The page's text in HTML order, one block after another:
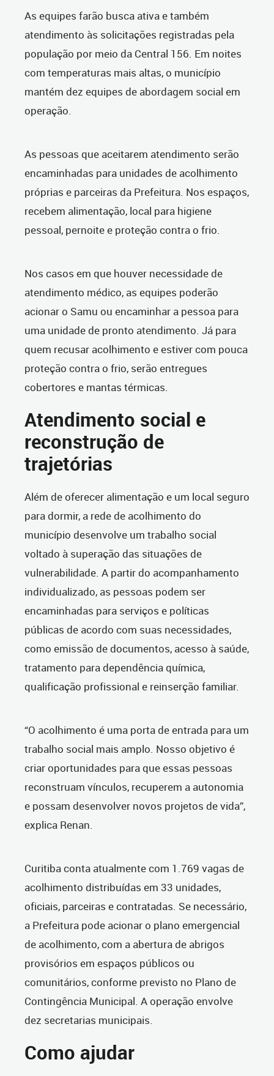
As equipes farão busca ativa e também
atendimento às solicitações registradas pela
população por meio da Central 156. Em noites
com temperaturas mais altas, o município
mantém dez equipes de abordagem social em
operação.
As pessoas que aceitarem atendimento serão
encaminhadas para unidades de acolhimento
próprias e parceiras da Prefeitura. Nos espaços,
recebem alimentação, local para higiene
pessoal, pernoite e proteção contra o frio.
Nos casos em que houver necessidade de
atendimento médico, as equipes poderão
acionar o Samu ou encaminhar a pessoa para
uma unidade de pronto atendimento. Já para
quem recusar acolhimento e estiver com pouca
proteção contra o frio, serão entregues
cobertores e mantas térmicas.
Atendimento social e
reconstrução de
trajetórias
Além de oferecer alimentação e um local seguro
para dormir, a rede de acolhimento do
município desenvolve um trabalho social
voltado à superação das situações de
vulnerabilidade. A partir do acompanhamento
individualizado, as pessoas podem ser
encaminhadas para serviços e políticas
públicas de acordo com suas necessidades,
como emissão de documentos, acesso à saúde,
tratamento para dependência química,
qualificação profissional e reinserção familiar.
“O acolhimento é uma porta de entrada para um
trabalho social mais amplo. Nosso objetivo é
criar oportunidades para que essas pessoas
reconstruam vínculos, recuperem a autonomia
e possam desenvolver novos projetos de vida”,
explica Renan.
Curitiba conta atualmente com 1.769 vagas de
acolhimento distribuídas em 33 unidades,
oficiais, parceiras e contratadas. Se necessário,
a Prefeitura pode acionar o plano emergencial
de acolhimento, com a abertura de abrigos
provisórios em espaços públicos ou
comunitários, conforme previsto no Plano de
Contingência Municipal. A operação envolve
dez secretarias municipais.
Como ajudar